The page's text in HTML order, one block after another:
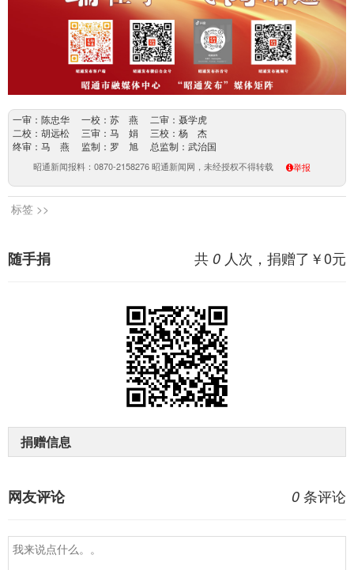
一审：陈忠华 一校：苏 燕 二审：聂学虎
二校：胡远松 三审：马 娟 三校：杨 杰
终审：马 燕 监制：罗 旭 总监制：武治国
昭通新闻报料：0870-2158276 昭通新闻网，未经授权不得转载 举报
标签 >>
共 0 人次，捐赠了￥0元
随手捐
捐赠信息
0 条评论
网友评论